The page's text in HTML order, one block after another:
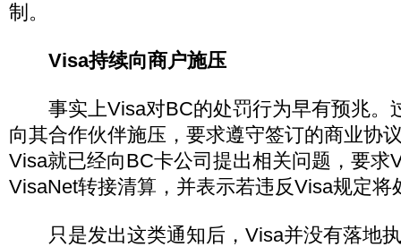
制。
Visa持续向商户施压
事实上Visa对BC的处罚行为早有预兆。
向其合作伙伴施压，要求遵守签订的商业协
Visa就已经向BC卡公司提出相关问题，要求
VisaNet转接清算，并表示若违反Visa规定将
只是发出这类通知后，Visa并没有落地